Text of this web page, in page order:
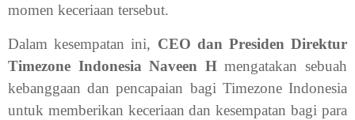
momen keceriaan tersebut.
Dalam kesempatan ini, CEO dan Presiden Direktur
Timezone Indonesia Naveen Hmengatakan sebuah
kebanggaan dan pencapaian bagi Timezone Indonesia
untuk memberikan keceriaan dan kesempatan bagi para